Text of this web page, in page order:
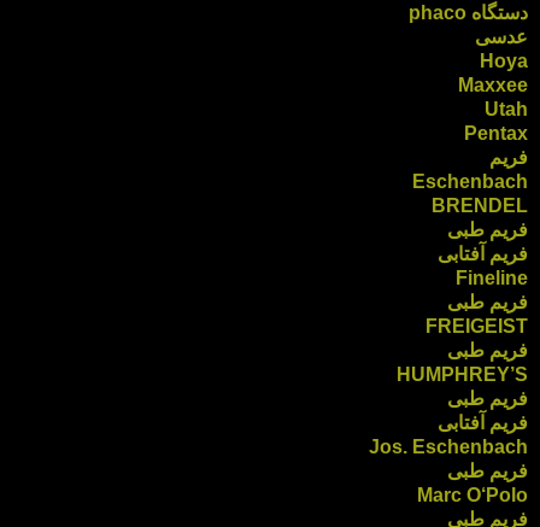
دستگاه phaco
عدسی
Hoya
Maxxee
Utah
Pentax
فریم
Eschenbach
BRENDEL
فریم طبی
فریم آفتابی
Fineline
فریم طبی
FREIGEIST
فریم طبی
HUMPHREY’S
فریم طبی
فریم آفتابی
Jos. Eschenbach
فریم طبی
Marc O‘Polo
فریم طبی